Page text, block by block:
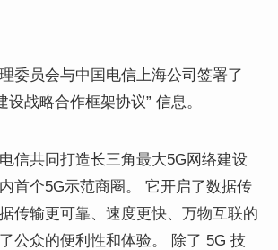
委员会与中国电信上海公司签署了
设战略合作框架协议” 信息。
信共同打造长三角最大5G网络建设
首个5G示范商圈。 它开启了数据传
传输更可靠、速度更快、万物互联的
公众的便利性和体验。 除了 5G 技